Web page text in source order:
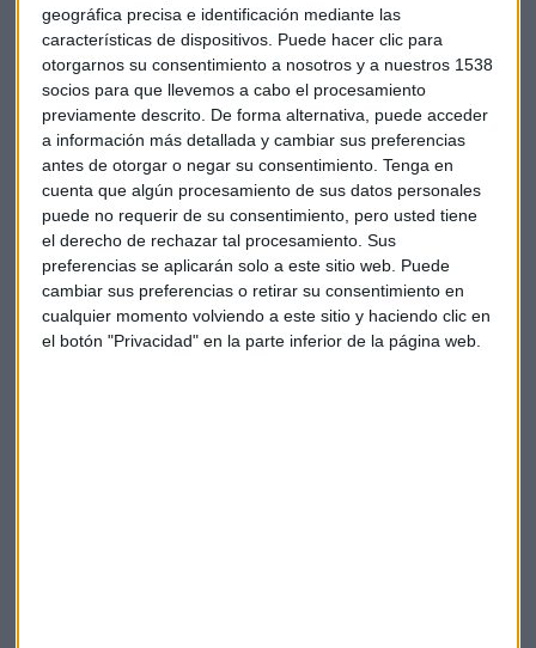
geográfica precisa e identificación mediante las
características de dispositivos. Puede hacer clic para
otorgarnos su consentimiento a nosotros y a nuestros 1538
socios para que llevemos a cabo el procesamiento
previamente descrito. De forma alternativa, puede acceder
a información más detallada y cambiar sus preferencias
antes de otorgar o negar su consentimiento. Tenga en
cuenta que algún procesamiento de sus datos personales
puede no requerir de su consentimiento, pero usted tiene
el derecho de rechazar tal procesamiento. Sus
preferencias se aplicarán solo a este sitio web. Puede
cambiar sus preferencias o retirar su consentimiento en
cualquier momento volviendo a este sitio y haciendo clic en
el botón "Privacidad" en la parte inferior de la página web.
En el mercado Continuo español desde
2018
"Estamos muy contentos de estarcotizados aquíy
estamos muy contentos de fortalecer nuestra relación con
los accionistas, sobre todo con los españoles", matiza el
presidente de Berkeley Minera España.